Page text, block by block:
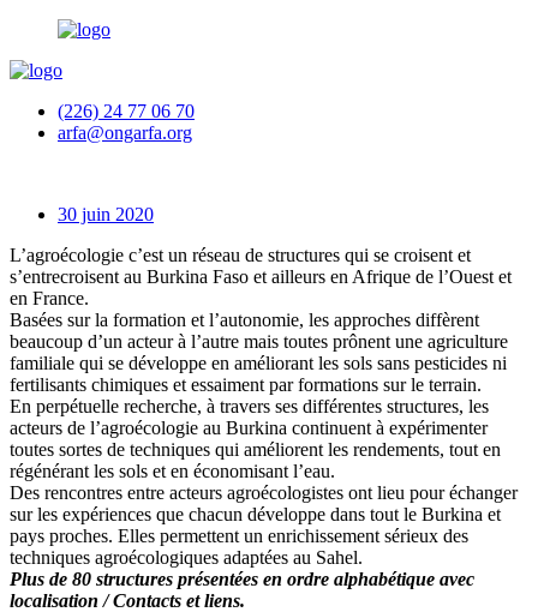
(226) 24 77 06 70
arfa@ongarfa.org
30 juin 2020
L’agroécologie c’est un réseau de structures qui se croisent et
s’entrecroisent au Burkina Faso et ailleurs en Afrique de l’Ouest et
en France.
Basées sur la formation et l’autonomie, les approches diffèrent
beaucoup d’un acteur à l’autre mais toutes prônent une agriculture
familiale qui se développe en améliorant les sols sans pesticides ni
fertilisants chimiques et essaiment par formations sur le terrain.
En perpétuelle recherche, à travers ses différentes structures, les
acteurs de l’agroécologie au Burkina continuent à expérimenter
toutes sortes de techniques qui améliorent les rendements, tout en
régénérant les sols et en économisant l’eau.
Des rencontres entre acteurs agroécologistes ont lieu pour échanger
sur les expériences que chacun développe dans tout le Burkina et
pays proches. Elles permettent un enrichissement sérieux des
techniques agroécologiques adaptées au Sahel.
Plus de 80 structures présentées en ordre alphabétique avec
localisation / Contacts et liens.